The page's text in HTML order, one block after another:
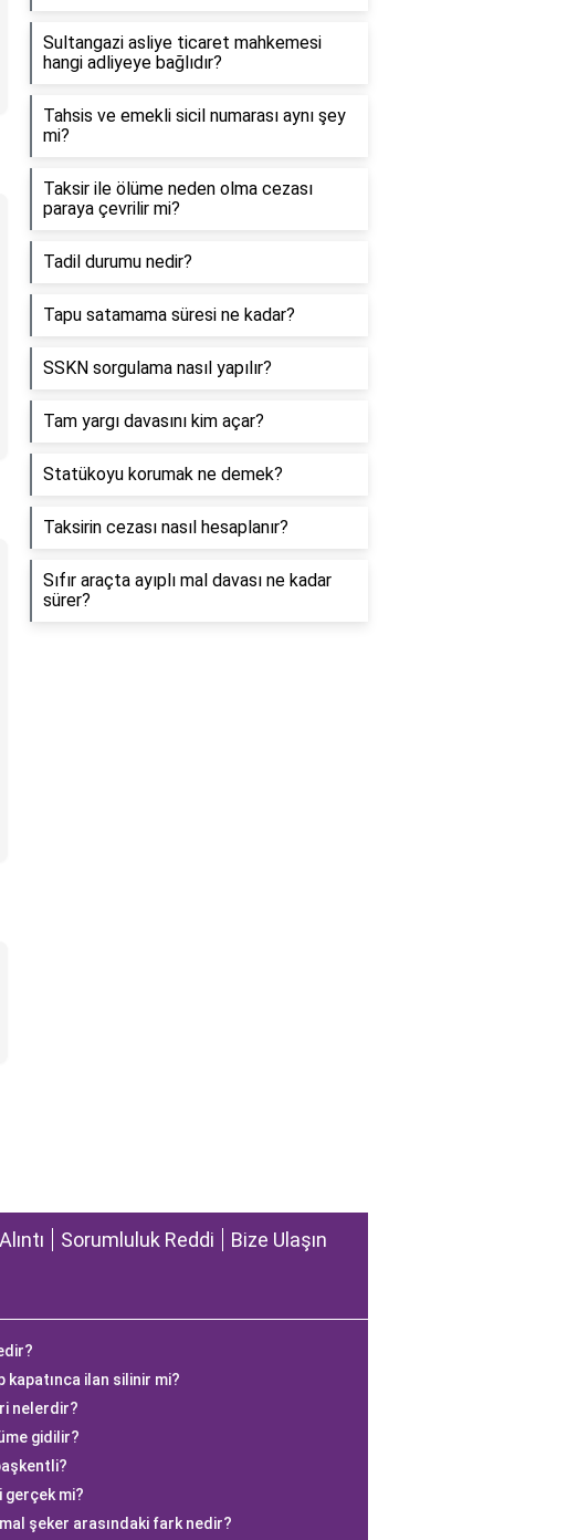
Sultangazi asliye ticaret mahkemesi
hangi adliyeye bağlıdır?
Tahsis ve emekli sicil numarası aynı şey
mi?
Taksir ile ölüme neden olma cezası
paraya çevrilir mi?
Tadil durumu nedir?
Tapu satamama süresi ne kadar?
SSKN sorgulama nasıl yapılır?
Tam yargı davasını kim açar?
Statükoyu korumak ne demek?
Taksirin cezası nasıl hesaplanır?
Sıfır araçta ayıplı mal davası ne kadar
sürer?
Sorumluluk Reddi Bize Ulaşın
kapatınca ilan silinir mi?
nelerdir?
gidilir?
gerçek mi?
şeker arasındaki fark nedir?